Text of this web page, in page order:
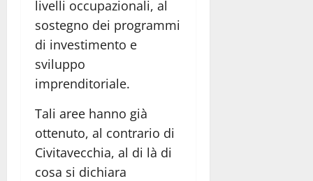
livelli occupazionali, al
sostegno dei programmi
di investimento e
sviluppo
imprenditoriale.
Tali aree hanno già
ottenuto, al contrario di
Civitavecchia, al di là di
cosa si dichiara